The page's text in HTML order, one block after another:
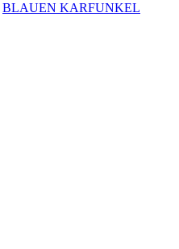
BLAUEN KARFUNKEL